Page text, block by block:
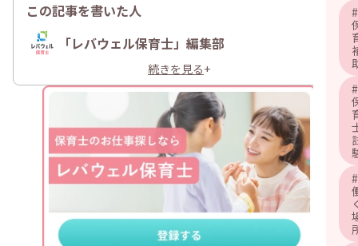
#
#
#
この記事を書いた人
「レバウェル保育士」編集部
続きを見る+